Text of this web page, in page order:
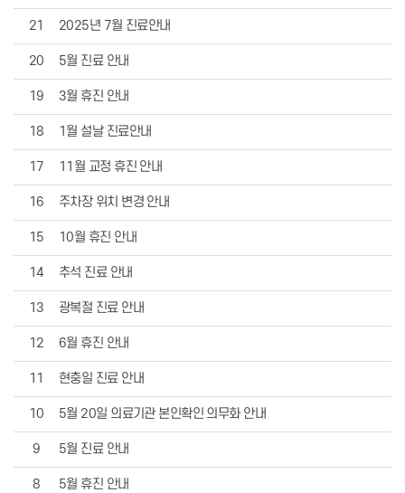
중장년교정
심미치료
레진
신경치료
온라인상담
전후사진
자주 묻는 질문
서울에스원 특별함
임플란트
21 2025년 7월 진료안내
20 5월 진료 안내
19 3월 휴진 안내
18 1월 설날 진료안내
17 11월 교정 휴진 안내
16 주차장 위치 변경 안내
15 10월 휴진 안내
14 추석 진료 안내
13 광복절 진료 안내
12 6월 휴진 안내
11 현충일 진료 안내
10 5월 20일 의료기관 본인확인 의무화 안내
9 5월 진료 안내
8 5월 휴진 안내